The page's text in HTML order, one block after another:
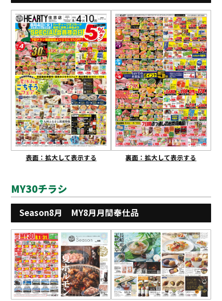
表面：拡大して表示する 裏面：拡大して表示する
MY30チラシ
Season8月 MY8月月間奉仕品